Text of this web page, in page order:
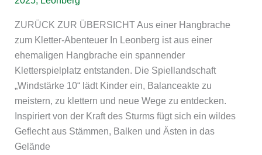
ZURÜCK ZUR ÜBERSICHT Aus einer Hangbrache
zum Kletter-Abenteuer In Leonberg ist aus einer
ehemaligen Hangbrache ein spannender
Kletterspielplatz entstanden. Die Spiellandschaft
„Windstärke 10“ lädt Kinder ein, Balanceakte zu
meistern, zu klettern und neue Wege zu entdecken.
Inspiriert von der Kraft des Sturms fügt sich ein wildes
Geflecht aus Stämmen, Balken und Ästen in das
Gelände